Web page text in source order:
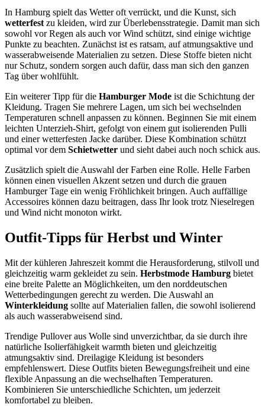
In Hamburg spielt das Wetter oft verrückt, und die Kunst, sich
wetterfest zu kleiden, wird zur Überlebensstrategie. Damit man sich
sowohl vor Regen als auch vor Wind schützt, sind einige wichtige
Punkte zu beachten. Zunächst ist es ratsam, auf atmungsaktive und
wasserabweisende Materialien zu setzen. Diese Stoffe bieten nicht
nur Schutz, sondern sorgen auch dafür, dass man sich den ganzen
Tag über wohlfühlt.
Ein weiterer Tipp für die Hamburger Mode ist die Schichtung der
Kleidung. Tragen Sie mehrere Lagen, um sich bei wechselnden
Temperaturen schnell anpassen zu können. Beginnen Sie mit einem
leichten Unterzieh-Shirt, gefolgt von einem gut isolierenden Pulli
und einer wetterfesten Jacke darüber. Diese Kombination schützt
optimal vor dem Schietwetter und sieht dabei auch noch schick aus.
Zusätzlich spielt die Auswahl der Farben eine Rolle. Helle Farben
können einen visuellen Akzent setzen und durch die grauen
Hamburger Tage ein wenig Fröhlichkeit bringen. Auch auffällige
Accessoires können dazu beitragen, dass Ihr look trotz Nieselregen
und Wind nicht monoton wirkt.
Outfit-Tipps für Herbst und Winter
Mit der kühleren Jahreszeit kommt die Herausforderung, stilvoll und
gleichzeitig warm gekleidet zu sein. Herbstmode Hamburg bietet
eine breite Palette an Möglichkeiten, um den norddeutschen
Wetterbedingungen gerecht zu werden. Die Auswahl an
Winterkleidung sollte auf Materialien fallen, die sowohl isolierend
als auch wasserabweisend sind.
Trendige Pullover aus Wolle sind unverzichtbar, da sie durch ihre
natürliche Isolierfähigkeit warmth bieten und gleichzeitig
atmungsaktiv sind. Dreilagige Kleidung ist besonders
empfehlenswert. Diese Outfits bieten Bewegungsfreiheit und eine
flexible Anpassung an die wechselhaften Temperaturen.
Kombinieren Sie unterschiedliche Schichten, um jederzeit
komfortabel zu bleiben.